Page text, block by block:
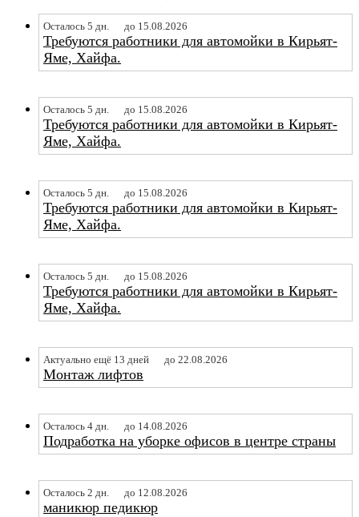
Осталось 5 дн. до 15.08.2026
Требуются работники для автомойки в Кирьят-
Яме, Хайфа.
Осталось 5 дн. до 15.08.2026
Требуются работники для автомойки в Кирьят-
Яме, Хайфа.
Осталось 5 дн. до 15.08.2026
Требуются работники для автомойки в Кирьят-
Яме, Хайфа.
Осталось 5 дн. до 15.08.2026
Требуются работники для автомойки в Кирьят-
Яме, Хайфа.
Актуально ещё 13 дней до 22.08.2026
Монтаж лифтов
Осталось 4 дн. до 14.08.2026
Подработка на уборке офисов в центре страны
Осталось 2 дн. до 12.08.2026
маникюр педикюр